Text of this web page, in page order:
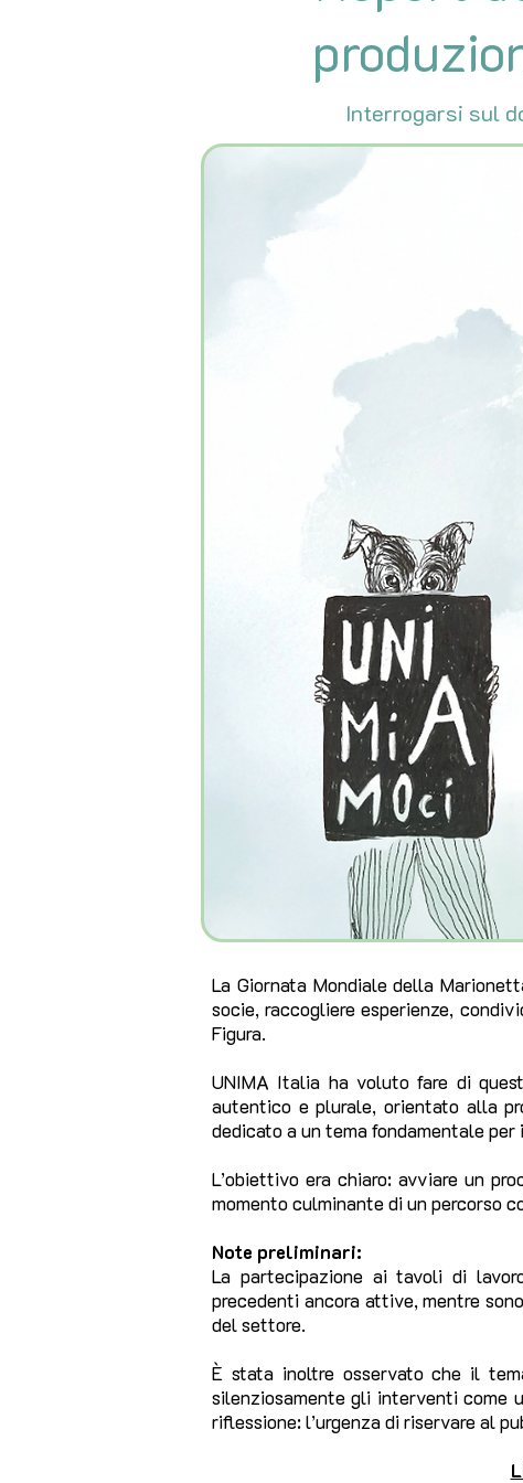
Interrogarsi sul
La Giornata Mondiale della
socie, raccogliere esperienze,
Figura.
UNIMA Italia ha voluto fare di
autentico e plurale, orientato alla
dedicato a un tema fondamentale
L’obiettivo era chiaro: avviare un
momento culminante di un percorso
Note preliminari:
La partecipazione ai tavoli di
precedenti ancora attive, mentre
del settore.
È stata inoltre osservato che il
silenziosamente gli interventi come
riflessione: l’urgenza di riservare al